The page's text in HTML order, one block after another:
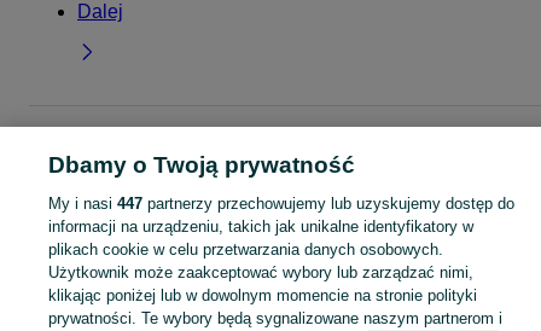
Dalej
Pierścionki - Piekary Śląskie
KATEGORIA
Zobacz
Dbamy o Twoją prywatność
My i nasi 447partnerzy przechowujemy lub uzyskujemy dostęp do
informacji na urządzeniu, takich jak unikalne identyfikatory w
plikach cookie w celu przetwarzania danych osobowych.
Użytkownik może zaakceptować wybory lub zarządzać nimi,
klikając poniżej lub w dowolnym momencie na stronie polityki
prywatności. Te wybory będą sygnalizowane naszym partnerom i